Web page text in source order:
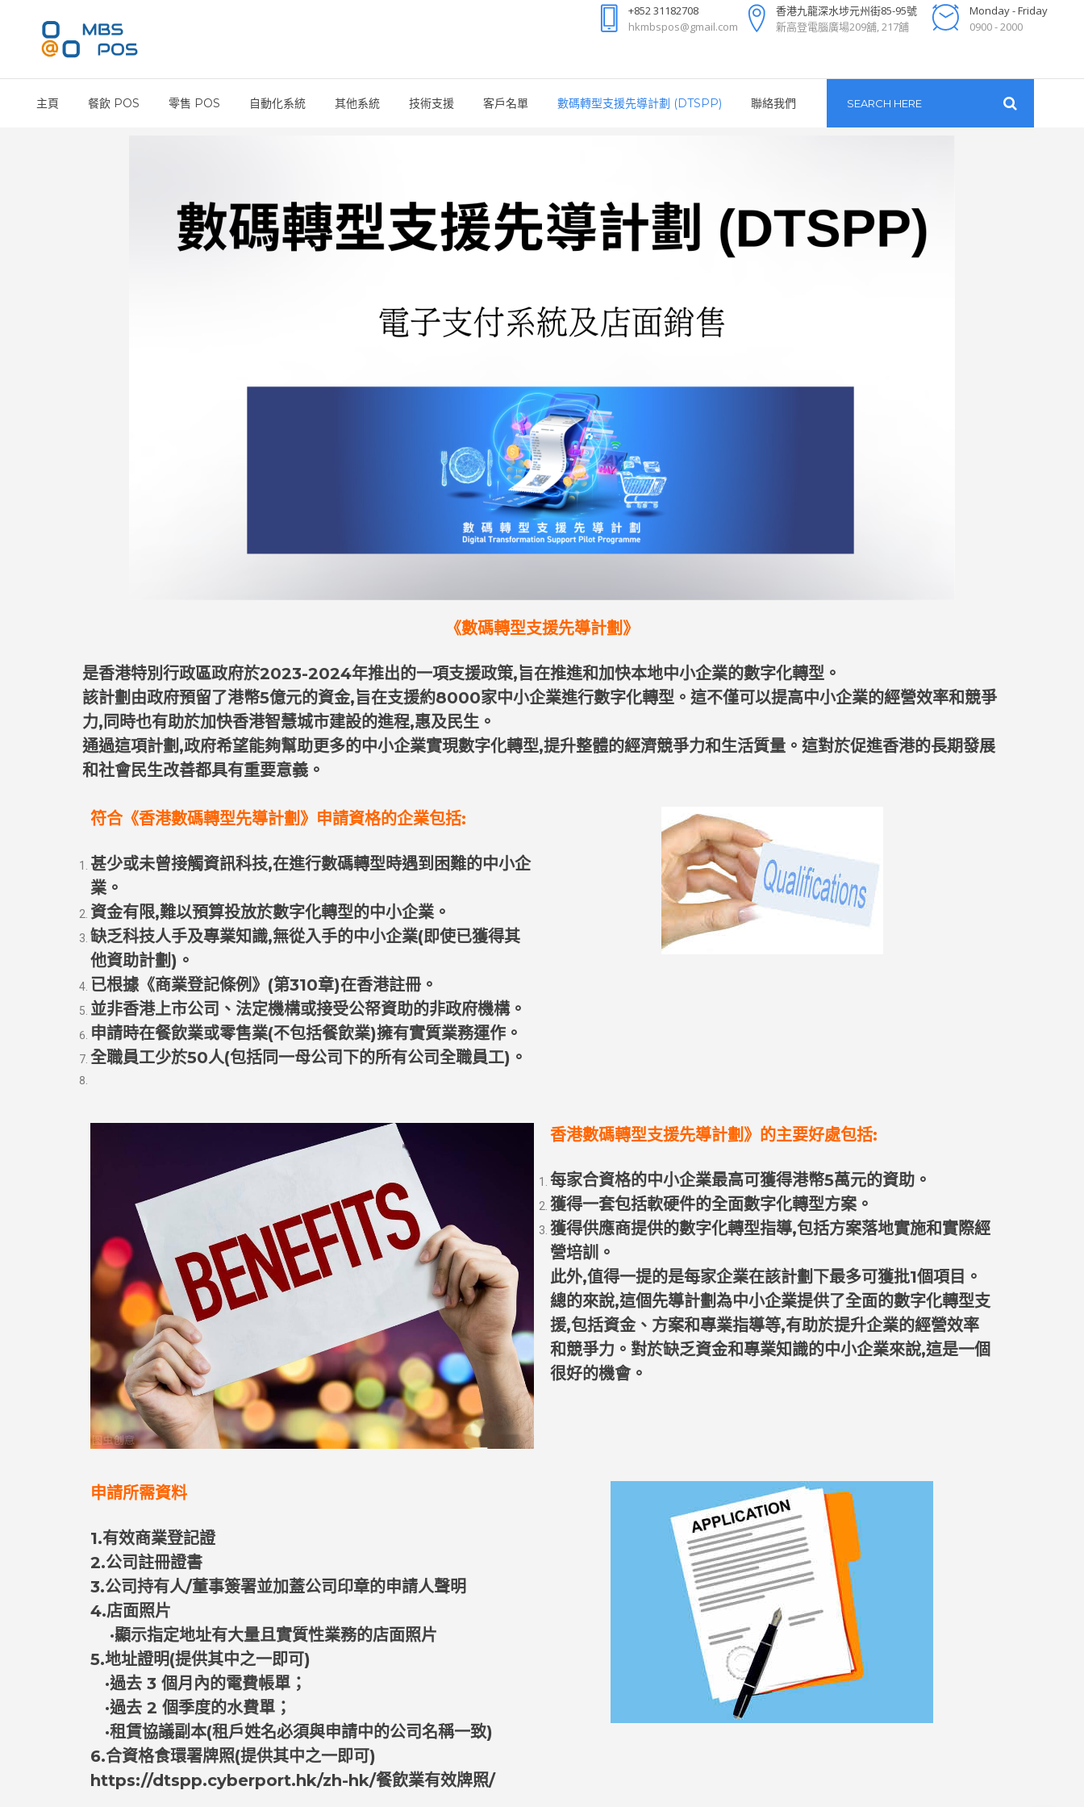
+852 31182708
hkmbspos@gmail.com
香港九龍深水埗元州街85-95號
新高登電腦廣場209舖, 217舖
Monday - Friday
0900 - 2000
主頁 餐飲 POS 零售 POS 自動化系統 其他系統 技術支援 客戶名單 數碼轉型支援先導計劃 (DTSPP) 聯絡我們
《數碼轉型支援先導計劃》
是香港特別行政區政府於2023-2024年推出的一項支援政策,旨在推進和加快本地中小企業的數字化轉型。
該計劃由政府預留了港幣5億元的資金,旨在支援約8000家中小企業進行數字化轉型。這不僅可以提高中小企業的經營效率和競爭
力,同時也有助於加快香港智慧城市建設的進程,惠及民生。
通過這項計劃,政府希望能夠幫助更多的中小企業實現數字化轉型,提升整體的經濟競爭力和生活質量。這對於促進香港的長期發展
和社會民生改善都具有重要意義。
符合《香港數碼轉型先導計劃》申請資格的企業包括:
甚少或未曾接觸資訊科技,在進行數碼轉型時遇到困難的中小企
業。
資金有限,難以預算投放於數字化轉型的中小企業。
缺乏科技人手及專業知識,無從入手的中小企業(即使已獲得其
他資助計劃)。
已根據《商業登記條例》(第310章)在香港註冊。
並非香港上市公司、法定機構或接受公帑資助的非政府機構。
申請時在餐飲業或零售業(不包括餐飲業)擁有實質業務運作。
全職員工少於50人(包括同一母公司下的所有公司全職員工)。
香港數碼轉型支援先導計劃》的主要好處包括:
每家合資格的中小企業最高可獲得港幣5萬元的資助。
獲得一套包括軟硬件的全面數字化轉型方案。
獲得供應商提供的數字化轉型指導,包括方案落地實施和實際經
營培訓。
此外,值得一提的是每家企業在該計劃下最多可獲批1個項目。
總的來說,這個先導計劃為中小企業提供了全面的數字化轉型支
援,包括資金、方案和專業指導等,有助於提升企業的經營效率
和競爭力。對於缺乏資金和專業知識的中小企業來說,這是一個
很好的機會。
申請所需資料
1.有效商業登記證
2.公司註冊證書
3.公司持有人/董事簽署並加蓋公司印章的申請人聲明
4.店面照片
·顯示指定地址有大量且實質性業務的店面照片
5.地址證明(提供其中之一即可)
·過去 3 個月內的電費帳單；
·過去 2 個季度的水費單；
·租賃協議副本(租戶姓名必須與申請中的公司名稱一致)
6.合資格食環署牌照(提供其中之一即可)
https://dtspp.cyberport.hk/zh-hk/餐飲業有效牌照/